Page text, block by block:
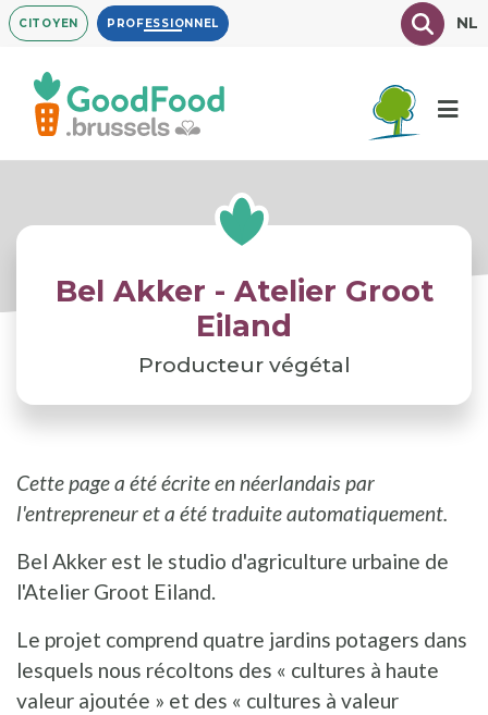
Aller
au
contenu
principal
CITOYEN PROFESSIONNEL TexteNL
Bel Akker - Atelier Groot
Eiland
Producteur végétal
Cette page a été écrite en néerlandais par
l'entrepreneur et a été traduite automatiquement.
Bel Akker est le studio d'agriculture urbaine de
l'Atelier Groot Eiland.
Le projet comprend quatre jardins potagers dans
lesquels nous récoltons des « cultures à haute
valeur ajoutée » et des « cultures à valeur